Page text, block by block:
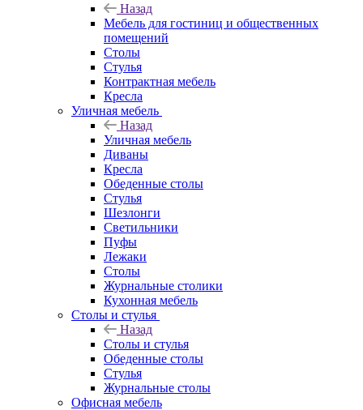
Назад
Мебель для гостиниц и общественных
помещений
Столы
Стулья
Контрактная мебель
Кресла
Уличная мебель
Назад
Уличная мебель
Диваны
Кресла
Обеденные столы
Стулья
Шезлонги
Светильники
Пуфы
Лежаки
Столы
Журнальные столики
Кухонная мебель
Столы и стулья
Назад
Столы и стулья
Обеденные столы
Стулья
Журнальные столы
Офисная мебель